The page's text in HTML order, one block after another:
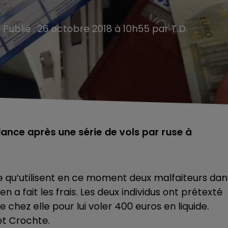
Publié : 26 octobre 2018 à 10h55 par T.D.
après une série de vols par ruse à
en ce moment deux malfaiteurs
a fait les frais. Les deux individus ont prétexté
chez elle pour lui voler 400 euros en liquide.
Crochte.